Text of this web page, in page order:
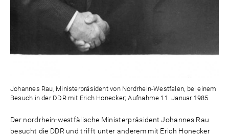
Johannes Rau, Ministerpräsident von Nordrhein-Westfalen, bei einem
Besuch in der DDR mit Erich Honecker; Aufnahme 11. Januar 1985
Der nordrhein-westfälische Ministerpräsident Johannes Rau
besucht die DDR und trifft unter anderem mit Erich Honecker